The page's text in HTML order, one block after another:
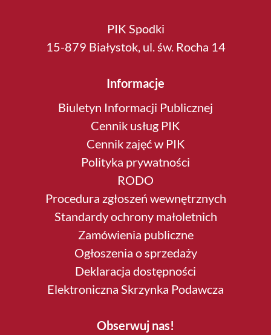
PIK Spodki
15-879 Białystok, ul. św. Rocha 14
Informacje
Biuletyn Informacji Publicznej
Cennik usług PIK
Cennik zajęć w PIK
Polityka prywatności
RODO
Procedura zgłoszeń wewnętrznych
Standardy ochrony małoletnich
Zamówienia publiczne
Ogłoszenia o sprzedaży
Deklaracja dostępności
Elektroniczna Skrzynka Podawcza
Obserwuj nas!